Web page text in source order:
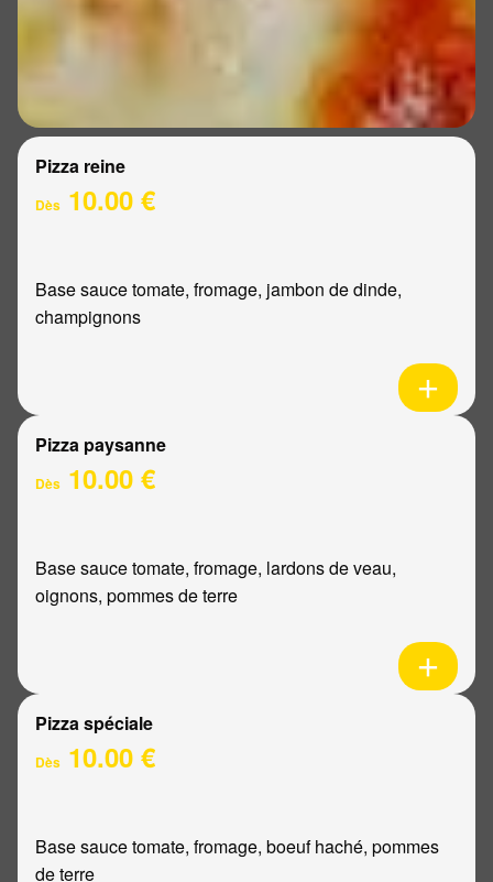
Pizza reine
Dès 10.00 €
Base sauce tomate, fromage, jambon de dinde,
champignons
Pizza paysanne
Dès 10.00 €
Base sauce tomate, fromage, lardons de veau,
oignons, pommes de terre
Pizza spéciale
Dès 10.00 €
Base sauce tomate, fromage, boeuf haché, pommes
de terre